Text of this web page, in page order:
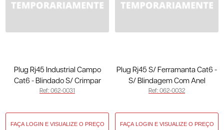
Plug Rj45 Industrial Campo
Cat6 - Blindado S/ Crimpar
062-0031
Ref: 062-0031
Plug Rj45 S/ Ferramanta Cat6 -
S/ Blindagem Com Anel
Reutilizavel 062-0032
Ref: 062-0032